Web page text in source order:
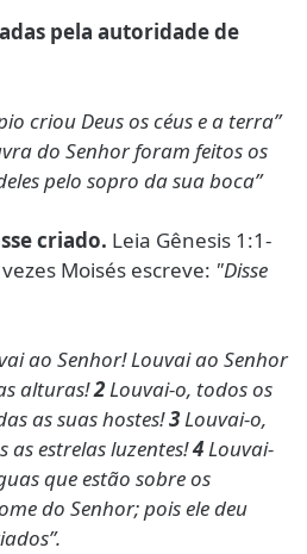
pela autoridade de
criou Deus os céus e a terra”
do Senhor foram feitos os
pelo sopro da sua boca”
criado. Leia Gênesis 1:1-
Moisés escreve: "Disse
ao Senhor! Louvai ao Senhor
alturas!2Louvai-o, todos os
as suas hostes!3Louvai-o,
as estrelas luzentes!4Louvai-
que estão sobre os
do Senhor; pois ele deu